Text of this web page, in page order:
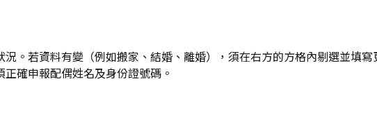
。若資料有變（例如搬家、結婚、離婚），須在右方的方格內剔選並填
確申報配偶姓名及身份證號碼。